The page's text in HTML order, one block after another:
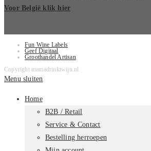
Voor België klik hier
Fun Wine Labels
Geef Digitaal
Groothandel Artisan
Copyright mamadrinktwijn.nl
Menu sluiten
Home
B2B / Retail
Service & Contact
Bestelling herroepen